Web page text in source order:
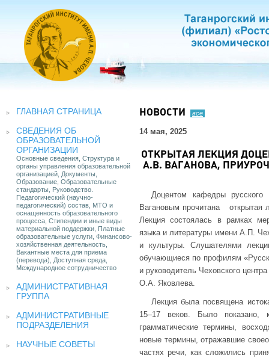
ГЛАВНАЯ СТРАНИЦА
СВЕДЕНИЯ ОБ
ОБРАЗОВАТЕЛЬНОЙ
ОРГАНИЗАЦИИ
Основные сведения, Структура и
органы управления образовательной
организацией, Документы,
Образование, Образовательные
стандарты, Руководство.
Педагогический (научно-
педагогический) состав, МТО и
оснащенность образовательного
процесса, Стипендии и иные виды
материальной поддержки, Платные
образовательные услуги, Финансово-
хозяйственная деятельность,
Вакантные места для приема
(перевода), Доступная среда,
Международное сотрудничество
АДМИНИСТРАТИВНАЯ
ГРУППА
АДМИНИСТРАТИВНЫЕ
ПОДРАЗДЕЛЕНИЯ
НАУЧНЫЕ СОВЕТЫ
НОВОСТИ все
14 мая, 2025
ОТКРЫТАЯ ЛЕКЦИЯ
А.В. ВАГАНОВА,
Доцентом кафедры
Вагановым прочитана открытая
Лекция состоялась в рамках
языка и литературы имени А.П.
и культуры. Слушателями
обучающиеся по профилям
и руководитель Чеховского
О.А. Яковлева.
Лекция была посвящена
15–17 веков. Было показано,
грамматические термины,
новые термины, отражавшие
частях речи, как сложились